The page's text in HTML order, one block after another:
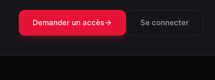
Demander un accès Se connecter